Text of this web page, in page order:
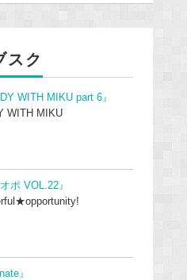
スク
WITH MIKU part 6』
WITH MIKU
ポ VOL.22』
』